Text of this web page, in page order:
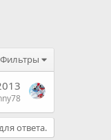
Фильтры
ответа.